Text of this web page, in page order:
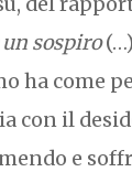
sospiro
ha come
con il
e